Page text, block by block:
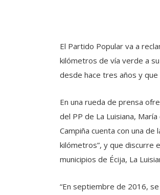
El Partido Popular va a
kilómetros de vía verde a
desde hace tres años y
En una rueda de prensa
del PP de La Luisiana,
Campiña cuenta con una de
kilómetros”, y que discurre
municipios de Écija, La
“En septiembre de 2016,